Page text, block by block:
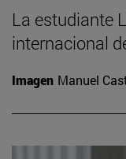
La estudiante
internacional
Imagen Manuel